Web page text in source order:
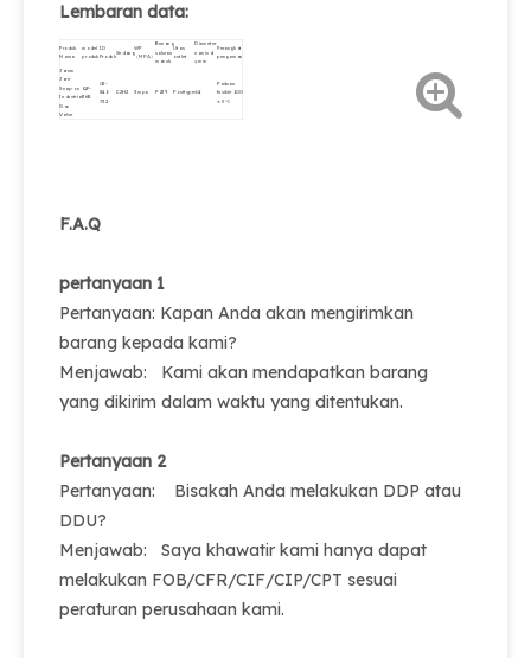
Lembaran data:
Produk
Nama
model
produk
ID
Produk
Sedang
WP
（MPA）
Benang
saluran
masuk
Utas
outlet
Diameter
nominal
φmm
Perangkat
pengaman
Jarum
Jare
Snap-on
Industrial
Gas
Valve
QF-
36B
08-
841-
732
C2H2 3mpa PZ39 PosttypeΦ4
Paduan
fusible 100
± 5 ℃
F.A.Q
pertanyaan 1
Pertanyaan: Kapan Anda akan mengirimkan
barang kepada kami?
Menjawab: Kami akan mendapatkan barang
yang dikirim dalam waktu yang ditentukan.
Pertanyaan 2
Pertanyaan: Bisakah Anda melakukan DDP atau
DDU?
Menjawab: Saya khawatir kami hanya dapat
melakukan FOB/CFR/CIF/CIP/CPT sesuai
peraturan perusahaan kami.